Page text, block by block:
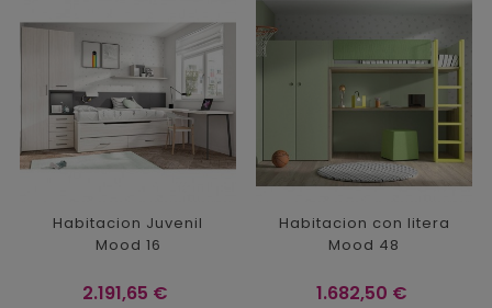
Habitacion Juvenil
Mood 16
Precio
2.191,65 €
Habitacion con litera
Mood 48
Precio
1.682,50 €